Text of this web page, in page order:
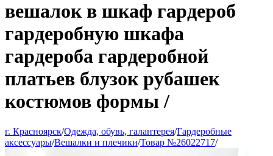
вешалок в шкаф гардероб
гардеробную шкафа
гардероба гардеробной
платьев блузок рубашек
костюмов формы /
г. Красноярск/Одежда, обувь, галантерея/Гардеробные
аксессуары/Вешалки и плечики/Товар №26022717/